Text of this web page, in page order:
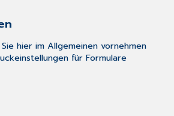
hier im Allgemeinen vornehmen
für Formulare